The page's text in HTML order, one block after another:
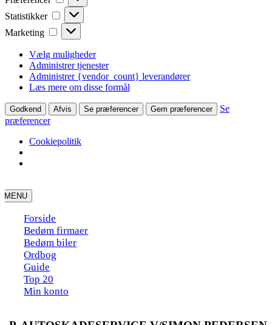
Statistikker Statistikker
Marketing Marketing
Vælg muligheder
Administrer tjenester
Administrer {vendor_count} leverandører
Læs mere om disse formål
Godkend Afvis Se præferencer Gem præferencer
Se
præferencer
Cookiepolitik
to
content
MENU
Forside
Bedøm firmaer
Bedøm biler
Ordbog
Guide
Top 20
Min konto